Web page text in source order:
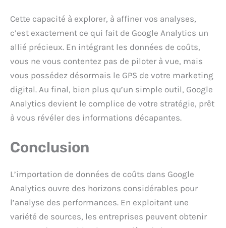
Cette capacité à explorer, à affiner vos analyses,
c’est exactement ce qui fait de Google Analytics un
allié précieux. En intégrant les données de coûts,
vous ne vous contentez pas de piloter à vue, mais
vous possédez désormais le GPS de votre marketing
digital. Au final, bien plus qu’un simple outil, Google
Analytics devient le complice de votre stratégie, prêt
à vous révéler des informations décapantes.
Conclusion
L’importation de données de coûts dans Google
Analytics ouvre des horizons considérables pour
l’analyse des performances. En exploitant une
variété de sources, les entreprises peuvent obtenir